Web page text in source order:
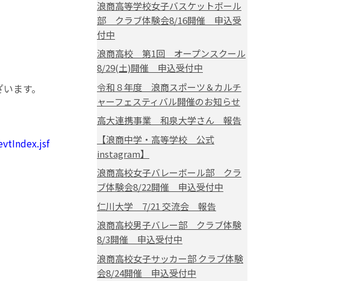
ます。
浪商高等学校女子バスケットボール
部 クラブ体験会8/16開催 申込受
付中
浪商高校 第1回 オープンスクール
8/29(土)開催 申込受付中
令和８年度 浪商スポーツ＆カルチ
ャーフェスティバル開催のお知らせ
高大連携事業 和泉大学さん 報告
【浪商中学・高等学校 公式
instagram】
浪商高校女子バレーボール部 クラ
ブ体験会8/22開催 申込受付中
仁川大学 7/21 交流会 報告
浪商高校男子バレー部 クラブ体験
8/3開催 申込受付中
浪商高校女子サッカー部 クラブ体験
会8/24開催 申込受付中